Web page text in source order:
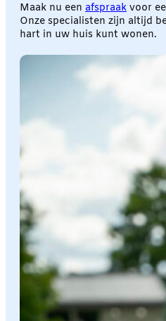
Maak nu een afspraak voor
Onze specialisten zijn altijd
hart in uw huis kunt wonen.